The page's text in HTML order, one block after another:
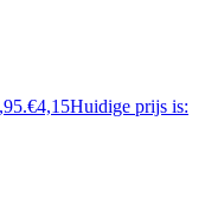
€4,15Huidige prijs is: